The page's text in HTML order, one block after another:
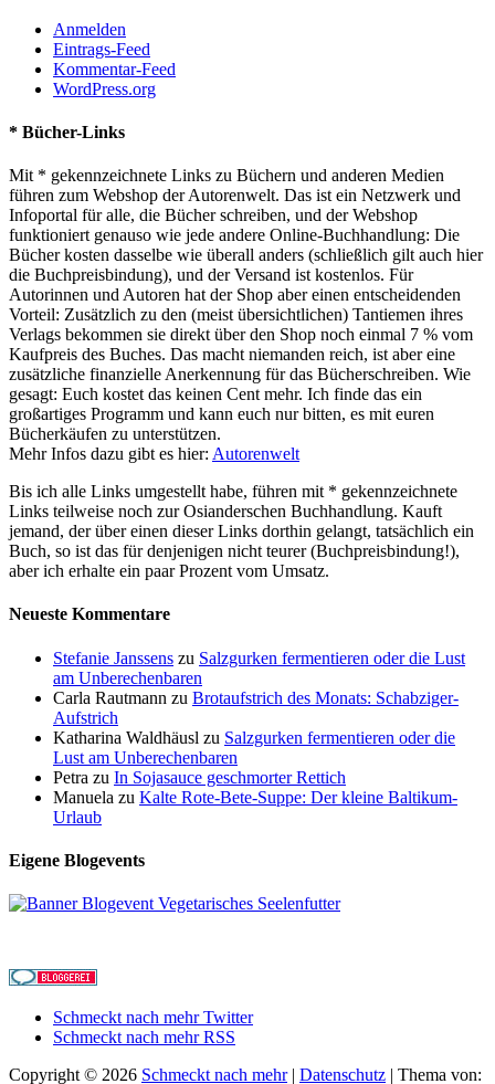
Anmelden
Eintrags-Feed
Kommentar-Feed
WordPress.org
* Bücher-Links
Mit * gekennzeichnete Links zu Büchern und anderen Medien
führen zum Webshop der Autorenwelt. Das ist ein Netzwerk und
Infoportal für alle, die Bücher schreiben, und der Webshop
funktioniert genauso wie jede andere Online-Buchhandlung: Die
Bücher kosten dasselbe wie überall anders (schließlich gilt auch hier
die Buchpreisbindung), und der Versand ist kostenlos. Für
Autorinnen und Autoren hat der Shop aber einen entscheidenden
Vorteil: Zusätzlich zu den (meist übersichtlichen) Tantiemen ihres
Verlags bekommen sie direkt über den Shop noch einmal 7 % vom
Kaufpreis des Buches. Das macht niemanden reich, ist aber eine
zusätzliche finanzielle Anerkennung für das Bücherschreiben. Wie
gesagt: Euch kostet das keinen Cent mehr. Ich finde das ein
großartiges Programm und kann euch nur bitten, es mit euren
Bücherkäufen zu unterstützen.
Mehr Infos dazu gibt es hier: Autorenwelt
Bis ich alle Links umgestellt habe, führen mit * gekennzeichnete
Links teilweise noch zur Osianderschen Buchhandlung. Kauft
jemand, der über einen dieser Links dorthin gelangt, tatsächlich ein
Buch, so ist das für denjenigen nicht teurer (Buchpreisbindung!),
aber ich erhalte ein paar Prozent vom Umsatz.
Neueste Kommentare
Stefanie Janssens zu Salzgurken fermentieren oder die Lust
am Unberechenbaren
Carla Rautmann zu Brotaufstrich des Monats: Schabziger-
Aufstrich
Katharina Waldhäusl zu Salzgurken fermentieren oder die
Lust am Unberechenbaren
Petra zu In Sojasauce geschmorter Rettich
Manuela zu Kalte Rote-Bete-Suppe: Der kleine Baltikum-
Urlaub
Eigene Blogevents
Schmeckt nach mehr Twitter
Schmeckt nach mehr RSS
Copyright © 2026 Schmeckt nach mehr| Datenschutz | Thema von: